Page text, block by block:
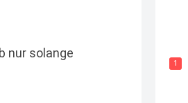
nur solange
1